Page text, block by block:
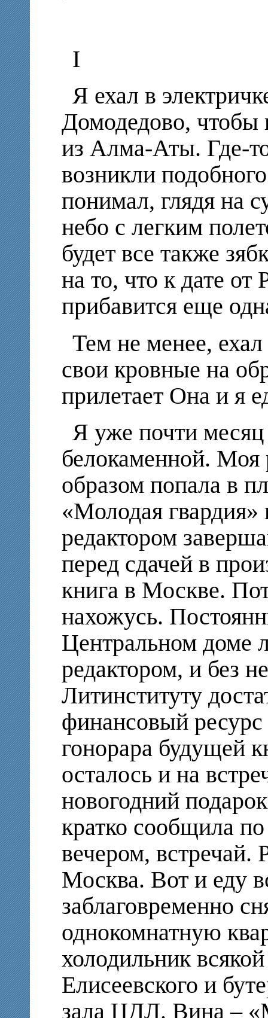
I
Я ехал в
Домодедово, чтобы
из Алма-Аты. Где-
возникли
понимал, глядя на
небо с легким
будет все также
на то, что к дате от
прибавится еще
Тем не менее, ехал
свои кровные на
прилетает Она и я
Я уже почти
белокаменной. Моя
образом попала в
«Молодая гвардия»
редактором
перед сдачей в
книга в Москве.
нахожусь.
Центральном доме
редактором, и без
Литинституту
финансовый ресурс
гонорара будущей
осталось и на
новогодний
кратко сообщила
вечером,
Москва. Вот и еду
заблаговременно
однокомнатную
холодильник
Елисеевского и
зала ЦДЛ. Вина –